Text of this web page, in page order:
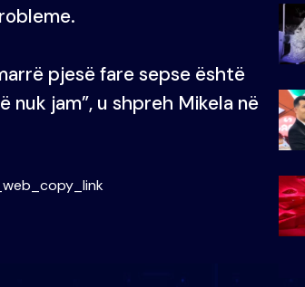
pjesë fare sepse është
nuk jam”, u shpreh Mikela në